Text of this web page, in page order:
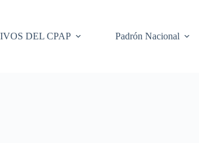
DEL CPAP
Padrón Nacional